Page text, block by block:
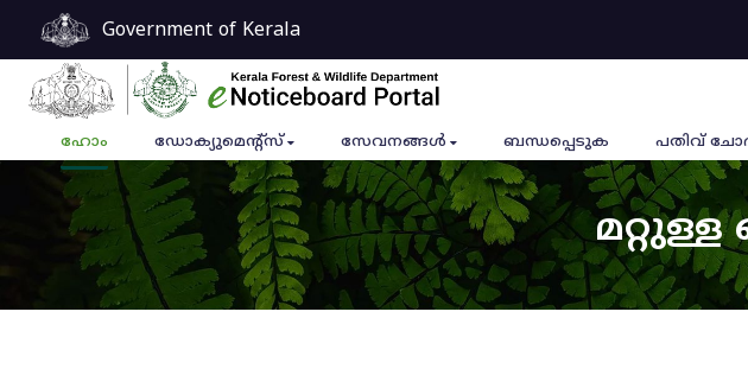
Government of Kerala
ഹോം ഡോക്യുമെൻ്റ്സ് സേവനങ്ങൾ ബന്ധപ്പെടുക പതിവ്